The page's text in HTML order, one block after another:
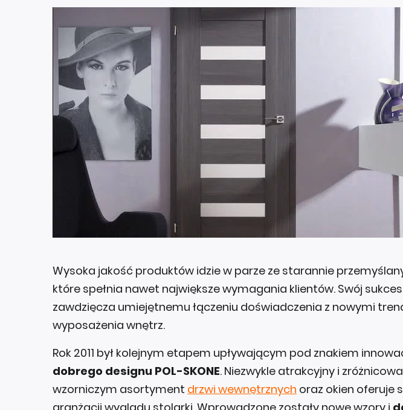
Wysoka jakość produktów idzie w parze ze starannie
które spełnia nawet największe wymagania klientów. Swój
zawdzięcza umiejętnemu łączeniu doświadczenia z nowymi
wyposażenia wnętrz.
Rok 2011 był kolejnym etapem upływającym pod znakiem
dobrego designu POL-SKONE. Niezwykle atrakcyjny i
wzorniczym asortyment drzwi wewnętrznych oraz okien oferuje